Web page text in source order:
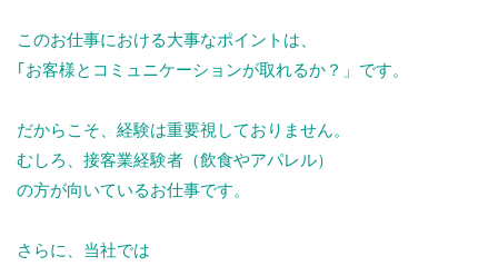
このお仕事における大事なポイントは、
｢お客様とコミュニケーションが取れるか？」です。
だからこそ、経験は重要視しておりません。
むしろ、接客業経験者（飲食やアパレル）
の方が向いているお仕事です。
さらに、当社では